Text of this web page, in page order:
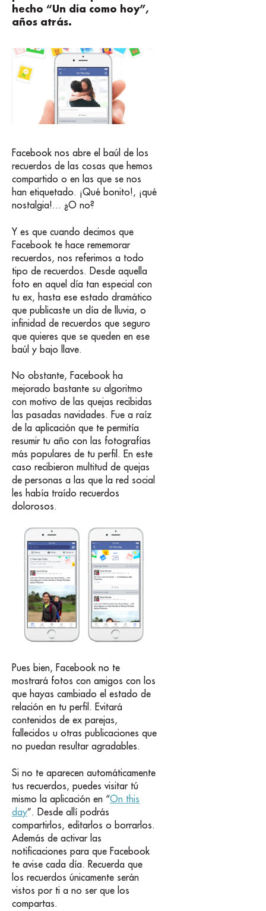
hecho “Un día como hoy”,
años atrás.
Facebook nos abre el baúl de los
recuerdos de las cosas que hemos
compartido o en las que se nos
han etiquetado. ¡Qué bonito!, ¡qué
nostalgia!... ¿O no?
Y es que cuando decimos que
Facebook te hace rememorar
recuerdos, nos referimos a todo
tipo de recuerdos. Desde aquella
foto en aquel día tan especial con
tu ex, hasta ese estado dramático
que publicaste un día de lluvia, o
infinidad de recuerdos que seguro
que quieres que se queden en ese
baúl y bajo llave.
No obstante, Facebook ha
mejorado bastante su algoritmo
con motivo de las quejas recibidas
las pasadas navidades. Fue a raíz
de la aplicación que te permitía
resumir tu año con las fotografías
más populares de tu perfil. En este
caso recibieron multitud de quejas
de personas a las que la red social
les había traído recuerdos
dolorosos.
Pues bien, Facebook no te
mostrará fotos con amigos con los
que hayas cambiado el estado de
relación en tu perfil. Evitará
contenidos de ex parejas,
fallecidos u otras publicaciones que
no puedan resultar agradables.
Si no te aparecen automáticamente
tus recuerdos, puedes visitar tú
mismo la aplicación en “On this
day”. Desde allí podrás
compartirlos, editarlos o borrarlos.
Además de activar las
notificaciones para que Facebook
te avise cada día. Recuerda que
los recuerdos únicamente serán
vistos por ti a no ser que los
compartas.